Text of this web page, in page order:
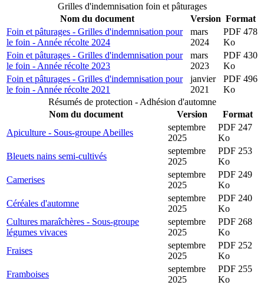
Grilles d'indemnisation foin et pâturages
Nom du document
Version Format
Foin et pâturages - Grilles d'indemnisation pour
le foin - Année récolte 2024
mars
2024
PDF 478
Ko
Foin et pâturages - Grilles d'indemnisation pour
le foin - Année récolte 2023
mars
2023
PDF 430
Ko
Foin et pâturages - Grilles d'indemnisation pour
le foin - Année récolte 2021
janvier
2021
PDF 496
Ko
Résumés de protection - Adhésion d'automne
Nom du document
Version
Format
Apiculture - Sous-groupe Abeilles
septembre
2025
PDF 247
Ko
Bleuets nains semi-cultivés
septembre
2025
PDF 253
Ko
Camerises
septembre
2025
PDF 249
Ko
Céréales d'automne
septembre
2025
PDF 240
Ko
Cultures maraîchères - Sous-groupe
légumes vivaces
septembre
2025
PDF 268
Ko
Fraises
septembre
2025
PDF 252
Ko
Framboises
septembre
2025
PDF 255
Ko